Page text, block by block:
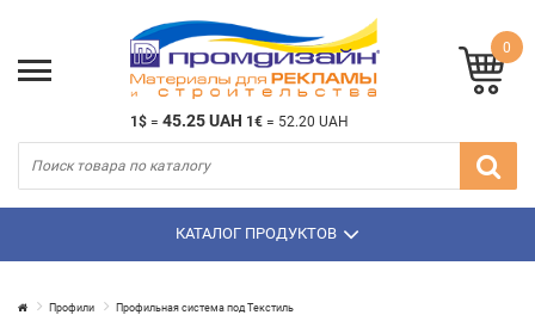
1$ = 45.25 UAH 1€ = 52.20 UAH
0
КАТАЛОГ ПРОДУКТОВ
Профили Профильная система под Текстиль